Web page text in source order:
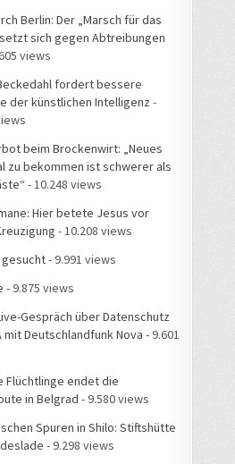
Berlin: Der „Marsch für das
sich gegen Abtreibungen
views
fordert bessere
der künstlichen Intelligenz -
beim Brockenwirt: „Neues
zu bekommen ist schwerer als
- 10.248 views
Hier betete Jesus vor
- 10.208 views
- 9.991 views
- 9.875 views
Gespräch über Datenschutz
mit Deutschlandfunk Nova - 9.601
Flüchtlinge endet die
in Belgrad - 9.580 views
Spuren in Shilo: Stiftshütte
- 9.298 views